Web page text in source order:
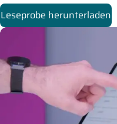
Leseprobe herunterladen